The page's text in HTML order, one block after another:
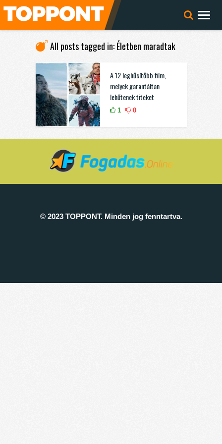
All posts tagged in: Életben maradtak
A 12 leghűsítőbb film,
melyek garantáltan
lehűtenek titeket
1 0
© 2023 TOPPONT. Minden jog fenntartva.